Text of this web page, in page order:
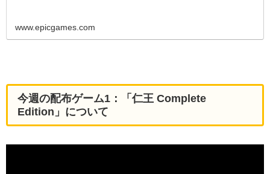
www.epicgames.com
今週の配布ゲーム1：「仁王 Complete
Edition」について